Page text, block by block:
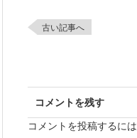
古い記事へ
コメントを残す
コメントを投稿するには